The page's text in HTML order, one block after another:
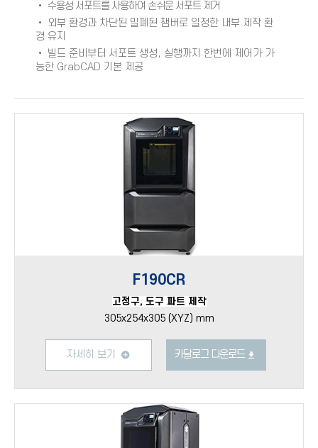
• 수용성 서포트를 사용하여 손쉬운 서포트 제거
• 외부 환경과 차단된 밀폐된 챔버로 일정한 내부 제작 환
경 유지
• 빌드 준비부터 서포트 생성, 실행까지 한번에 제어가 가
능한 GrabCAD 기본 제공
F190CR
고정구, 도구 파트 제작
305x254x305 (XYZ) mm
자세히 보기 카달로그 다운로드